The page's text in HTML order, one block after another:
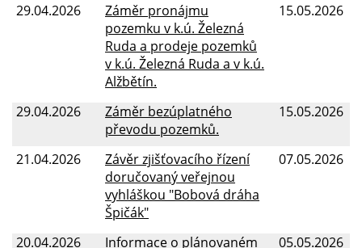
29.04.2026
15.05.2026
Záměr pronájmu
pozemku v k.ú. Železná
Ruda a prodeje pozemků
v k.ú. Železná Ruda a v k.ú.
Alžbětín.
29.04.2026
15.05.2026
Záměr bezúplatného
převodu pozemků.
21.04.2026
07.05.2026
Závěr zjišťovacího řízení
doručovaný veřejnou
vyhláškou "Bobová dráha
Špičák"
20.04.2026
05.05.2026
Informace o plánovaném